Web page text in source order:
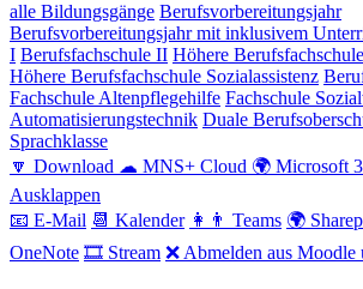
alle Bildungsgänge Berufsvorbereitungsjahr
Berufsvorbereitungsjahr mit inklusivem
I Berufsfachschule II Höhere
Höhere Berufsfachschule Sozialassistenz
Fachschule Altenpflegehilfe Fachschule
Automatisierungstechnik Duale
Sprachklasse
🔽 Download ☁ MNS+ Cloud 🌍 Microsoft
Ausklappen
📧 E-Mail 📆 Kalender 👩👨 Teams 🌍
OneNote 🎞 Stream ❌ Abmelden aus